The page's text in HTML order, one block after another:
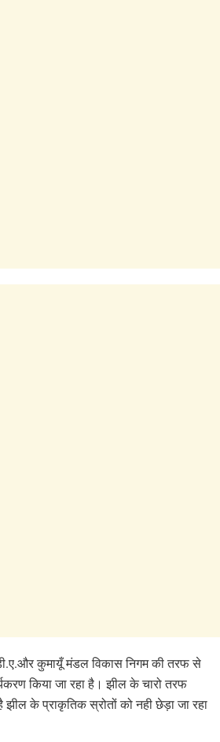
कुमायूँ मंडल विकास निगम की तरफ से
किया जा रहा है। झील के चारो तरफ
झील के प्राकृतिक स्रोतों को नही छेड़ा जा रहा